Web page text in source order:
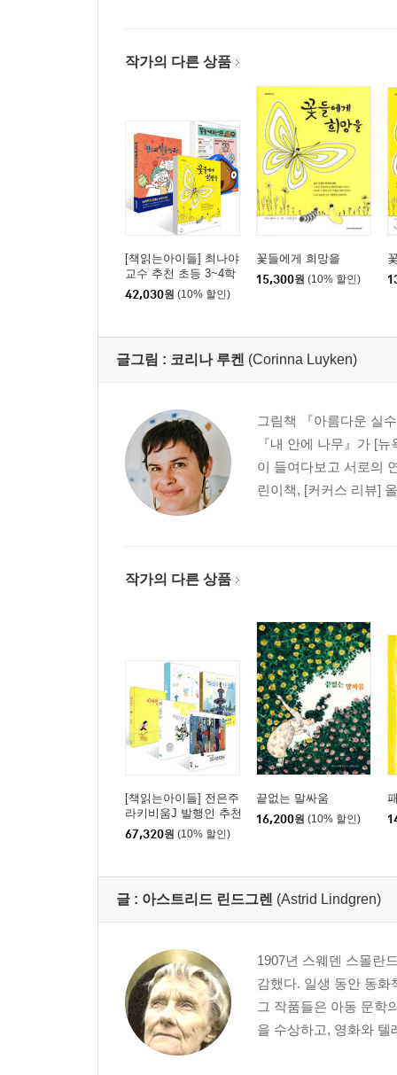
작가의 다른 상품
[책읽는아이들] 최나야
교수 추천 초등 3~4학
년 세트
42,030원 (10% 할인)
꽃들에게 희망을
15,300원 (10% 할인)
글그림 : 코리나 루켄 (Corinna Luyken)
그림책 『아름다운 실
『내 안에 나무』가 [
이 들여다보고 서로의
린이책, [커커스 리뷰]
작가의 다른 상품
[책읽는아이들] 전은주
라키비움J 발행인 추천
초등 3~4학년 세트
67,320원 (10% 할인)
끝없는 말싸움
16,200원 (10% 할인)
글 : 아스트리드 린드그렌 (Astrid Lindgren)
1907년 스웨덴 스몰란
감했다. 일생 동안 동화
그 작품들은 아동 문학
을 수상하고, 영화와 텔